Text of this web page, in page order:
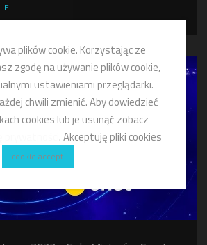
plików cookie. Korzystając ze
zgodę na używanie plików cookie,
ustawieniami przeglądarki.
chwili zmienić. Aby dowiedzieć
cookies lub je usunąć zobacz
. Akceptuję pliki cookies
cookie accept.